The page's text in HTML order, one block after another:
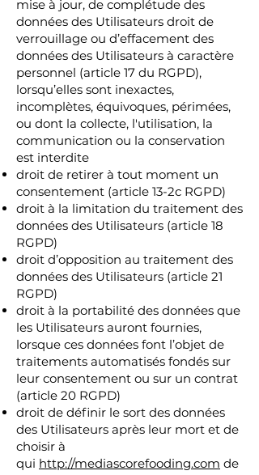
mise à jour, de complétude des
données des Utilisateurs droit de
verrouillage ou d’effacement des
données des Utilisateurs à caractère
personnel (article 17 du RGPD),
lorsqu’elles sont inexactes,
incomplètes, équivoques, périmées,
ou dont la collecte, l'utilisation, la
communication ou la conservation
est interdite
droit de retirer à tout moment un
consentement (article 13-2c RGPD)
droit à la limitation du traitement des
données des Utilisateurs (article 18
RGPD)
droit d’opposition au traitement des
données des Utilisateurs (article 21
RGPD)
droit à la portabilité des données que
les Utilisateurs auront fournies,
lorsque ces données font l’objet de
traitements automatisés fondés sur
leur consentement ou sur un contrat
(article 20 RGPD)
droit de définir le sort des données
des Utilisateurs après leur mort et de
choisir à
qui http://mediascorefooding.com de